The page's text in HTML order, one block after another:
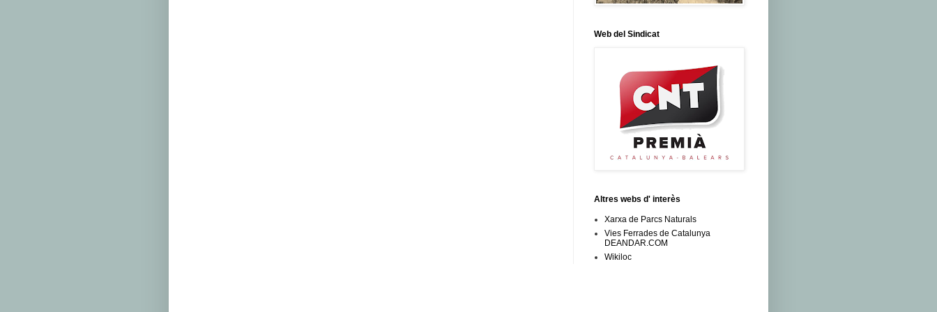
Web del Sindicat
Altres webs d' interès
Xarxa de Parcs Naturals
Vies Ferrades de Catalunya
DEANDAR.COM
Wikiloc